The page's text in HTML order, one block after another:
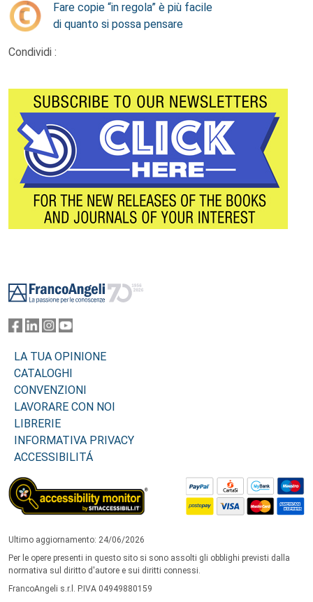
Fare copie “in regola” è più facile
di quanto si possa pensare
Condividi :
LA TUA OPINIONE
CATALOGHI
CONVENZIONI
LAVORARE CON NOI
LIBRERIE
INFORMATIVA PRIVACY
ACCESSIBILITÁ
Ultimo aggiornamento: 24/06/2026
Per le opere presenti in questo sito si sono assolti gli obblighi previsti dalla
normativa sul diritto d'autore e sui diritti connessi.
FrancoAngeli s.r.l. P.IVA 04949880159